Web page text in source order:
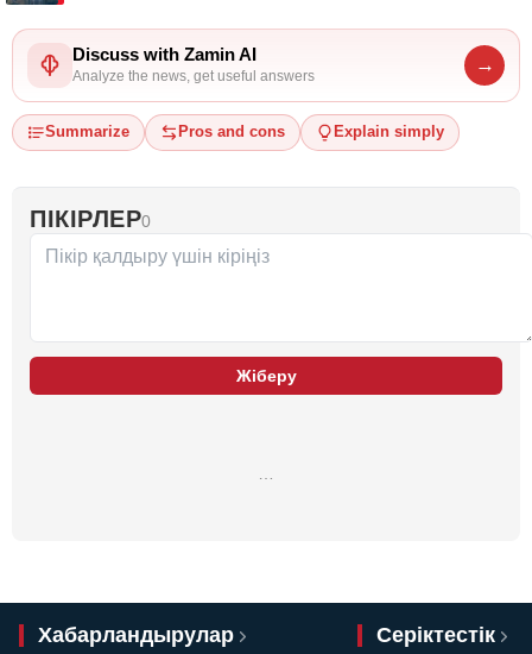
Discuss with Zamin AI
Analyze the news, get useful answers
→
Summarize Pros and cons Explain simply
ПІКІРЛЕР0
Жіберу
Хабарландырулар Серіктестік